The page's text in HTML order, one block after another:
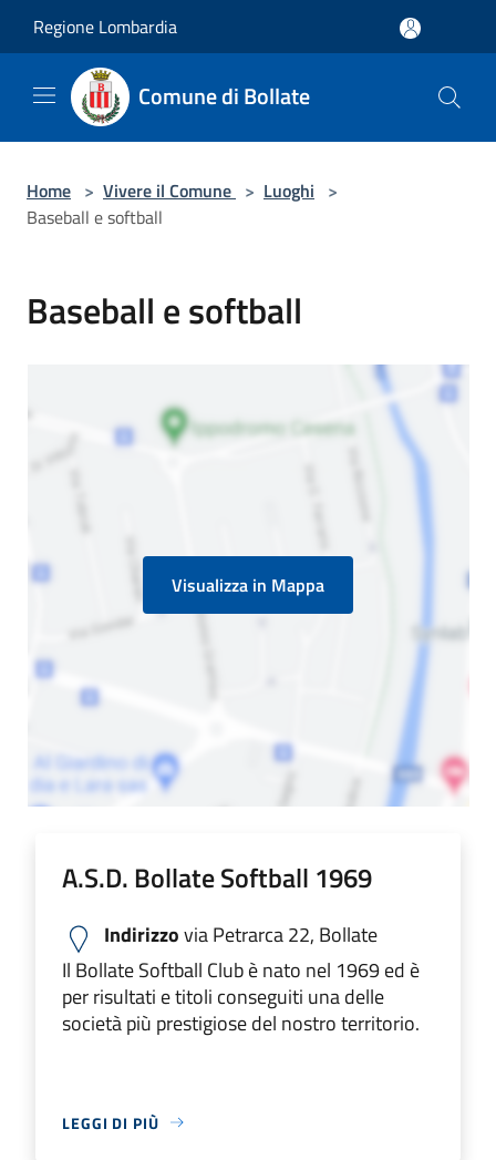
Regione Lombardia
Comune di Bollate
Home > Vivere il Comune > Luoghi >
Baseball e softball
Baseball e softball
Visualizza in Mappa
A.S.D. Bollate Softball 1969
Indirizzovia Petrarca 22, Bollate
Il Bollate Softball Club è nato nel 1969 ed è
per risultati e titoli conseguiti una delle
società più prestigiose del nostro territorio.
LEGGI DI PIÙ